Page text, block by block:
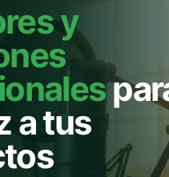
y
a tus